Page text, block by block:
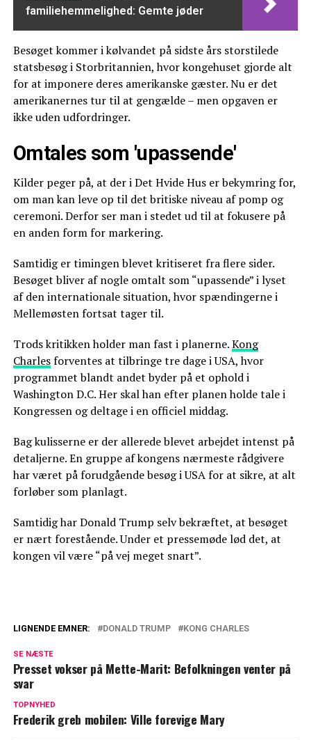
familiehemmelighed: Gemte jøder
Besøget kommer i kølvandet på sidste års storstilede
statsbesøg i Storbritannien, hvor kongehuset gjorde alt
for at imponere deres amerikanske gæster. Nu er det
amerikanernes tur til at gengælde – men opgaven er
ikke uden udfordringer.
Omtales som 'upassende'
Kilder peger på, at der i Det Hvide Hus er bekymring for,
om man kan leve op til det britiske niveau af pomp og
ceremoni. Derfor ser man i stedet ud til at fokusere på
en anden form for markering.
Samtidig er timingen blevet kritiseret fra flere sider.
Besøget bliver af nogle omtalt som “upassende” i lyset
af den internationale situation, hvor spændingerne i
Mellemøsten fortsat tager til.
Trods kritikken holder man fast i planerne.Kong
Charlesforventes at tilbringe tre dage i USA, hvor
programmet blandt andet byder på et ophold i
Washington D.C. Her skal han efter planen holde tale i
Kongressen og deltage i en officiel middag.
Bag kulisserne er der allerede blevet arbejdet intenst på
detaljerne. En gruppe af kongens nærmeste rådgivere
har været på forudgående besøg i USA for at sikre, at alt
forløber som planlagt.
Samtidig har Donald Trump selv bekræftet, at besøget
er nært forestående. Under et pressemøde lød det, at
kongen vil være “på vej meget snart”.
Trump fra Canada
LIGNENDE EMNER: DONALD TRUMP KONG CHARLES
SE NÆSTE
Presset vokser på Mette-Marit: Befolkningen venter på
svar
TOPNYHED
Frederik greb mobilen: Ville forevige Mary